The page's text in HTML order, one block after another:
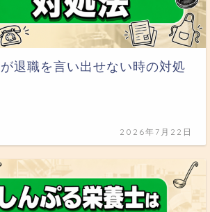
退職を言い出せない時の対処
2026年7月22日